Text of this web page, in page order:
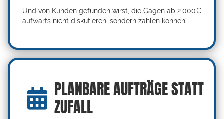
Und von Kunden gefunden wirst, die Gagen ab 2.000€
aufwärts nicht diskutieren, sondern zahlen können.
PLANBARE AUFTRÄGE STATT
ZUFALL